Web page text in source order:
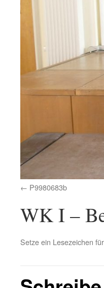
P9980683b
WK I –
Setze ein Lesezeichen